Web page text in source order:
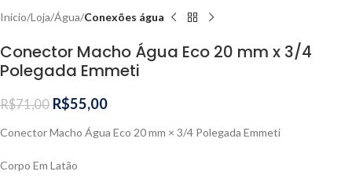
Início Loja Água Conexões água
Conector Macho Água Eco 20 mm x 3/4
Polegada Emmeti
R$71,00 R$55,00
Conector Macho Água Eco 20 mm × 3/4 Polegada Emmeti
Corpo Em Latão